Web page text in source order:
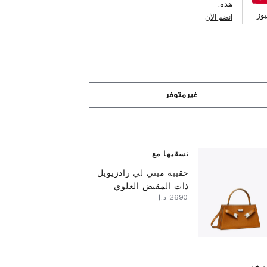
هذه.
انضم الآن
غير متوفر
نسقيها مع
حقيبة ميني لي رادزيويل
ذات المقبض العلوي